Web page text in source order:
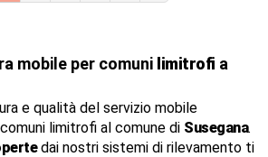
mobile per comuni limitrofi a
e qualità del servizio mobile
limitrofi al comune di Susegana.
dai nostri sistemi di rilevamento ti